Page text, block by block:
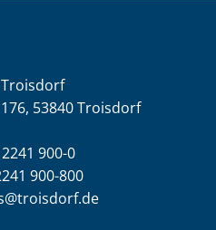
53840 Troisdorf
900-0
900-800